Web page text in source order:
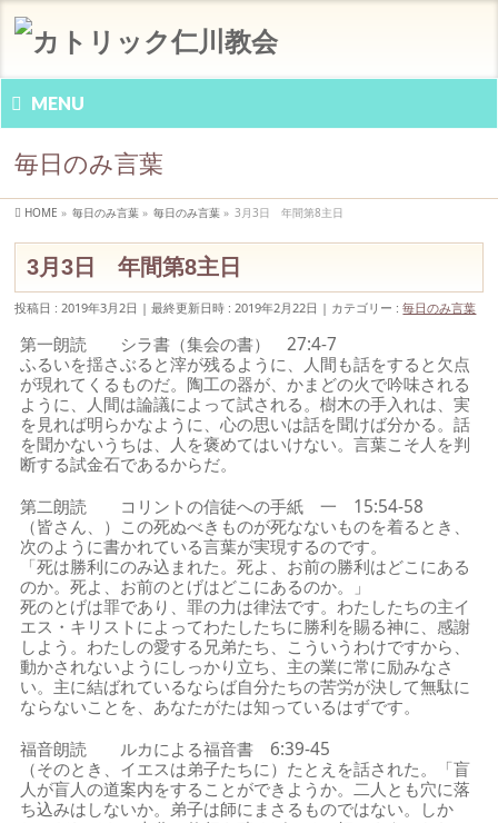
MENU
毎日のみ言葉
HOME » 毎日のみ言葉 » 毎日のみ言葉 » 3月3日 年間第8主日
3月3日 年間第8主日
投稿日 : 2019年3月2日 最終更新日時 : 2019年2月22日 カテゴリー :毎日のみ言葉
第一朗読 シラ書（集会の書） 27:4-7
ふるいを揺さぶると滓が残るように、人間も話をすると欠点
が現れてくるものだ。陶工の器が、かまどの火で吟味される
ように、人間は論議によって試される。樹木の手入れは、実
を見れば明らかなように、心の思いは話を聞けば分かる。話
を聞かないうちは、人を褒めてはいけない。言葉こそ人を判
断する試金石であるからだ。
第二朗読 コリントの信徒への手紙 一 15:54-58
（皆さん、）この死ぬべきものが死なないものを着るとき、
次のように書かれている言葉が実現するのです。
「死は勝利にのみ込まれた。死よ、お前の勝利はどこにある
のか。死よ、お前のとげはどこにあるのか。」
死のとげは罪であり、罪の力は律法です。わたしたちの主イ
エス・キリストによってわたしたちに勝利を賜る神に、感謝
しよう。わたしの愛する兄弟たち、こういうわけですから、
動かされないようにしっかり立ち、主の業に常に励みなさ
い。主に結ばれているならば自分たちの苦労が決して無駄に
ならないことを、あなたがたは知っているはずです。
福音朗読 ルカによる福音書 6:39-45
（そのとき、イエスは弟子たちに）たとえを話された。「盲
人が盲人の道案内をすることができようか。二人とも穴に落
ち込みはしないか。弟子は師にまさるものではない。しか